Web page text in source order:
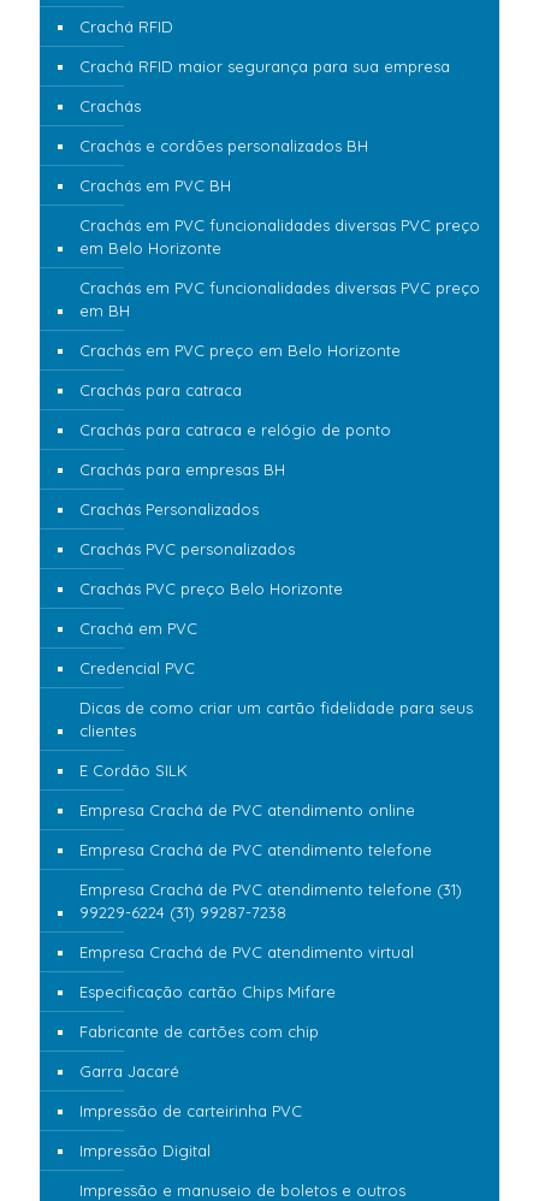
Crachá RFID
Crachá RFID maior segurança para sua empresa
Crachás
Crachás e cordões personalizados BH
Crachás em PVC BH
Crachás em PVC funcionalidades diversas PVC preço
em Belo Horizonte
Crachás em PVC funcionalidades diversas PVC preço
em BH
Crachás em PVC preço em Belo Horizonte
Crachás para catraca
Crachás para catraca e relógio de ponto
Crachás para empresas BH
Crachás Personalizados
Crachás PVC personalizados
Crachás PVC preço Belo Horizonte
Crachá em PVC
Credencial PVC
Dicas de como criar um cartão fidelidade para seus
clientes
E Cordão SILK
Empresa Crachá de PVC atendimento online
Empresa Crachá de PVC atendimento telefone
Empresa Crachá de PVC atendimento telefone (31)
99229-6224 (31) 99287-7238
Empresa Crachá de PVC atendimento virtual
Especificação cartão Chips Mifare
Fabricante de cartões com chip
Garra Jacaré
Impressão de carteirinha PVC
Impressão Digital
Impressão e manuseio de boletos e outros